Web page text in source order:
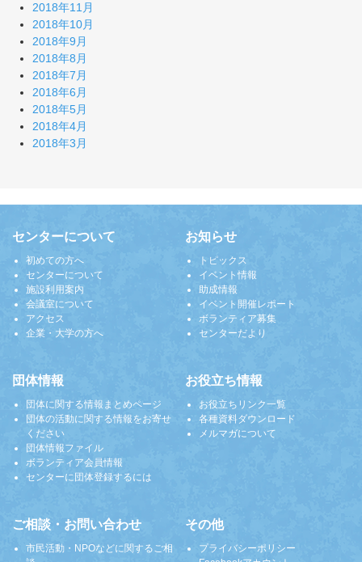
2018年11月
2018年10月
2018年9月
2018年8月
2018年7月
2018年6月
2018年5月
2018年4月
2018年3月
センターについて
初めての方へ
センターについて
施設利用案内
会議室について
アクセス
企業・大学の方へ
お知らせ
トピックス
イベント情報
助成情報
イベント開催レポート
ボランティア募集
センターだより
団体情報
団体に関する情報まとめページ
団体の活動に関する情報をお寄せ
ください
団体情報ファイル
ボランティア会員情報
センターに団体登録するには
お役立ち情報
お役立ちリンク一覧
各種資料ダウンロード
メルマガについて
ご相談・お問い合わせ
市民活動・NPOなどに関するご相
その他
プライバシーポリシー